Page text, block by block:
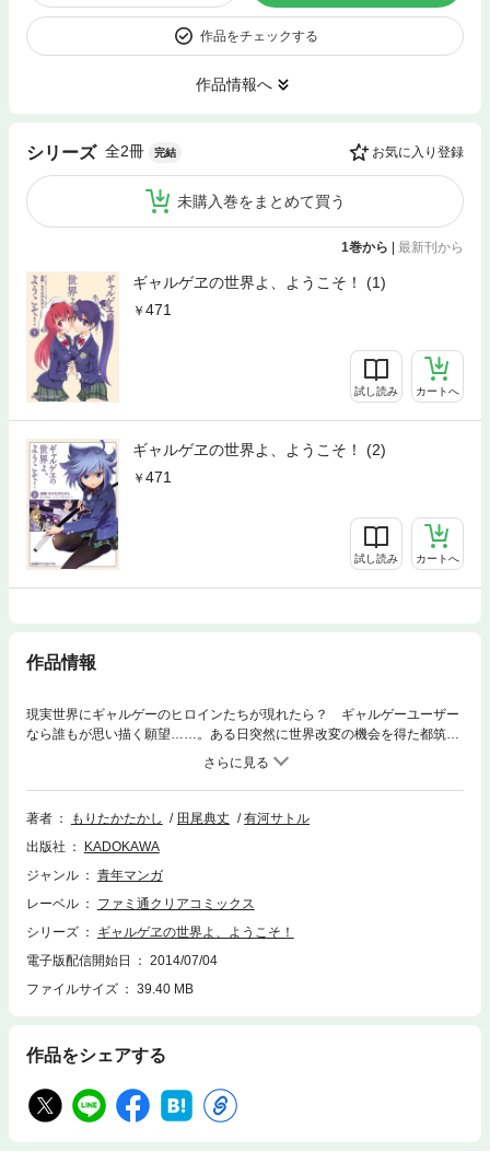
作品をチェックする
作品情報へ
シリーズ 全2冊 完結 お気に入り登録
未購入巻をまとめて買う
1巻から | 最新刊から
ギャルゲヱの世界よ、ようこそ！ (1)
471
試し読み カートへ
ギャルゲヱの世界よ、ようこそ！ (2)
471
試し読み カートへ
作品情報
現実世界にギャルゲーのヒロインたちが現れたら？ ギャルゲーユーザー
なら誰もが思い描く願望……。ある日突然に世界改変の機会を得た都筑武
紀はその願望を具現化した。そう、恋愛アドベンチャーゲーム『エターナ
ル イノセンス』の現実化だ！ 学園のアイドル、隣に住む幼馴染み、同居
している義理の姉妹に謎の転校生。自分を主人公にして夢のハーレム生活
が始まる！！――と思いきや！？
著者 もりたかたかし 田尾典丈
有河サトル
出版社
KADOKAWA
ジャンル
青年マンガ
レーベル
ファミ通クリアコミックス
シリーズ
ギャルゲヱの世界よ、ようこそ！
電子版配信開始日
2014/07/04
ファイルサイズ
39.40 MB
作品をシェアする